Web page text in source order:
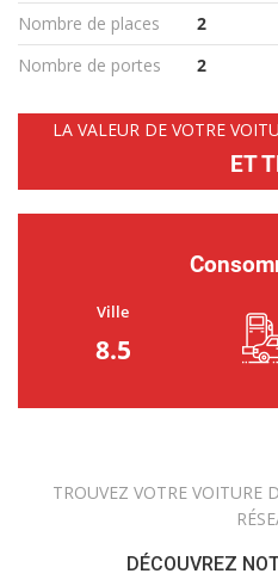
Nombre de places
2
Nombre de portes
2
LA VALEUR DE VOTRE
ET
Ville
8.5
TROUVEZ VOTRE VOITURE
DÉCOUVREZ